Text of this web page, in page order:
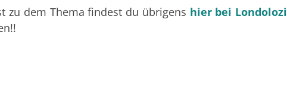
zu dem Thema findest du übrigens hier bei Londolozi